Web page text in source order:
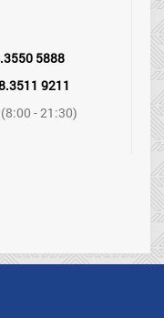
5888
9211
(8:00 - 21:30)